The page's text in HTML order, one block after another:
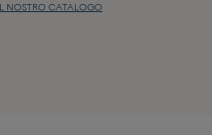
NOSTRO CATALOGO